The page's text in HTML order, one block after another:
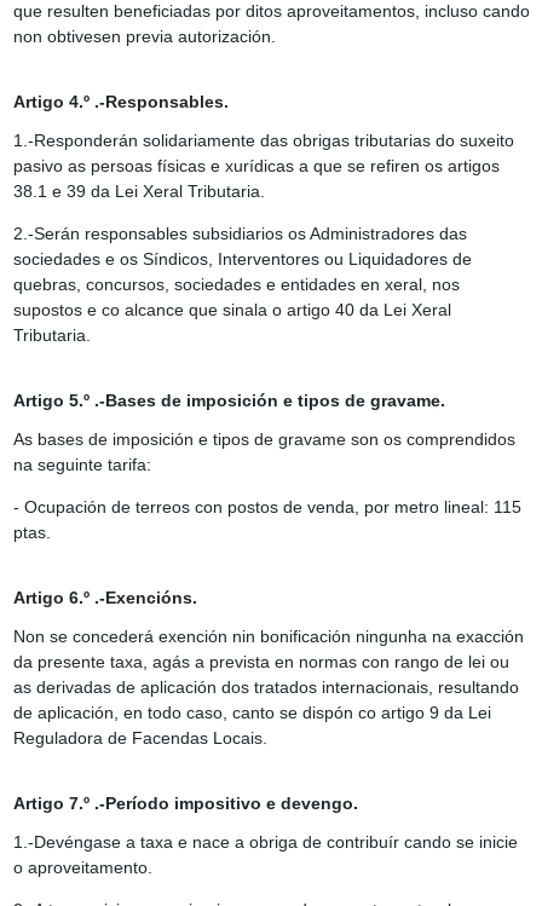
que resulten beneficiadas por ditos aproveitamentos, incluso cando
non obtivesen previa autorización.
Artigo 4.º .-Responsables.
1.-Responderán solidariamente das obrigas tributarias do suxeito
pasivo as persoas físicas e xurídicas a que se refiren os artigos
38.1 e 39 da Lei Xeral Tributaria.
2.-Serán responsables subsidiarios os Administradores das
sociedades e os Síndicos, Interventores ou Liquidadores de
quebras, concursos, sociedades e entidades en xeral, nos
supostos e co alcance que sinala o artigo 40 da Lei Xeral
Tributaria.
Artigo 5.º .-Bases de imposición e tipos de gravame.
As bases de imposición e tipos de gravame son os comprendidos
na seguinte tarifa:
- Ocupación de terreos con postos de venda, por metro lineal: 115
ptas.
Artigo 6.º .-Exencións.
Non se concederá exención nin bonificación ningunha na exacción
da presente taxa, agás a prevista en normas con rango de lei ou
as derivadas de aplicación dos tratados internacionais, resultando
de aplicación, en todo caso, canto se dispón co artigo 9 da Lei
Reguladora de Facendas Locais.
Artigo 7.º .-Período impositivo e devengo.
1.-Devéngase a taxa e nace a obriga de contribuír cando se inicie
o aproveitamento.